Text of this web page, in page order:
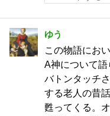
ゆう
この物語にお
A神について
バトンタッチ
する老人の昔
甦ってくる。